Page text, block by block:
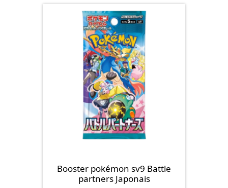
Booster pokémon sv9 Battle
partners Japonais